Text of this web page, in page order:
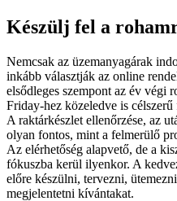
Készülj fel a
Nemcsak az üzemanyagárak
inkább választják az online
elsődleges szempont az év végi
Friday-hez közeledve is
A raktárkészlet ellenőrzése, az
olyan fontos, mint a felmerülő
Az elérhetőség alapvető, de a
fókuszba kerül ilyenkor. A
előre készülni, tervezni,
megjelentetni kívántakat.